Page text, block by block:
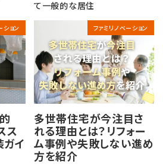
て一般的な居住
ション
ス
イ
ファミリノベーション
多世帯住宅が今注目さ
れる理由とは？リフォー
ム事例や失敗しない進め
方を紹介